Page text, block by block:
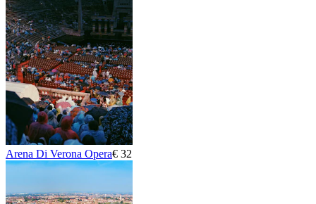
Arena Di Verona Opera€ 32